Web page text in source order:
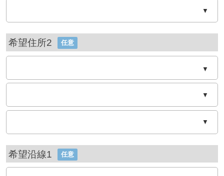
▼
希望住所2 任意
▼
▼
▼
希望沿線1 任意